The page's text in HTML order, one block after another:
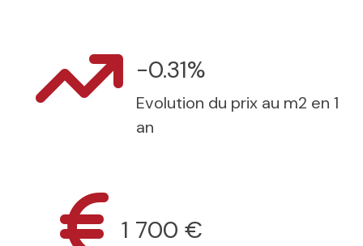
-0.31%
Evolution du prix au m2 en 1
an
1 700 €